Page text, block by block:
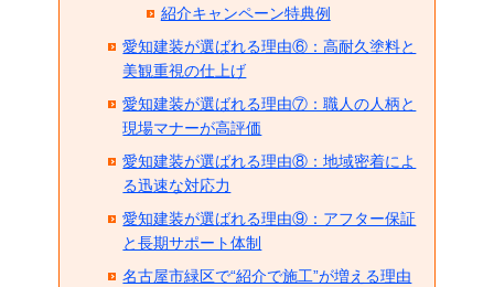
紹介キャンペーン特典例
愛知建装が選ばれる理由⑥：高耐久塗料と
美観重視の仕上げ
愛知建装が選ばれる理由⑦：職人の人柄と
現場マナーが高評価
愛知建装が選ばれる理由⑧：地域密着によ
る迅速な対応力
愛知建装が選ばれる理由⑨：アフター保証
と長期サポート体制
名古屋市緑区で“紹介で施工”が増える理由